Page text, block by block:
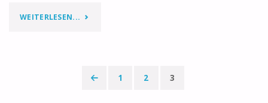
WEITERLESEN... "DIE
1 2 3